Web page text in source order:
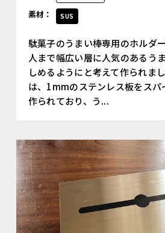
素材： SUS
駄菓子のうまい棒専用のホルダ
人まで幅広い層に人気のあるう
しめるようにと考えて作られま
は、1mmのステンレス板をスパ
作られており、う...